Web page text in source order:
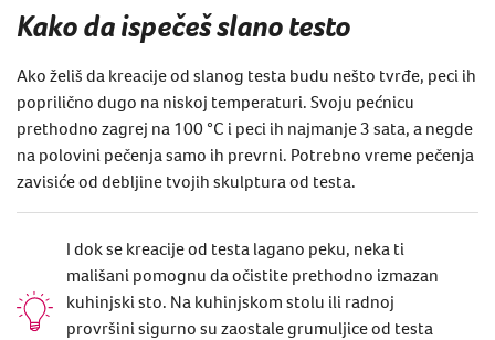
Kako da ispečeš slano testo
Ako želiš da kreacije od slanog testa budu nešto tvrđe, peci ih
poprilično dugo na niskoj temperaturi. Svoju pećnicu
prethodno zagrej na 100 °C i peci ih najmanje 3 sata, a negde
na polovini pečenja samo ih prevrni. Potrebno vreme pečenja
zavisiće od debljine tvojih skulptura od testa.
I dok se kreacije od testa lagano peku, neka ti
mališani pomognu da očistite prethodno izmazan
kuhinjski sto. Na kuhinjskom stolu ili radnoj
provršini sigurno su zaostale grumuljice od testa